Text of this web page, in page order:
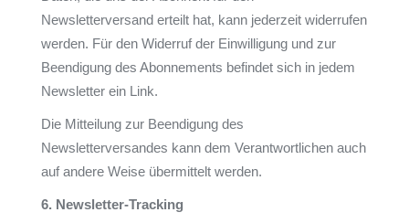
Newsletterversand erteilt hat, kann jederzeit widerrufen
werden. Für den Widerruf der Einwilligung und zur
Beendigung des Abonnements befindet sich in jedem
Newsletter ein Link.
Die Mitteilung zur Beendigung des
Newsletterversandes kann dem Verantwortlichen auch
auf andere Weise übermittelt werden.
6. Newsletter-Tracking